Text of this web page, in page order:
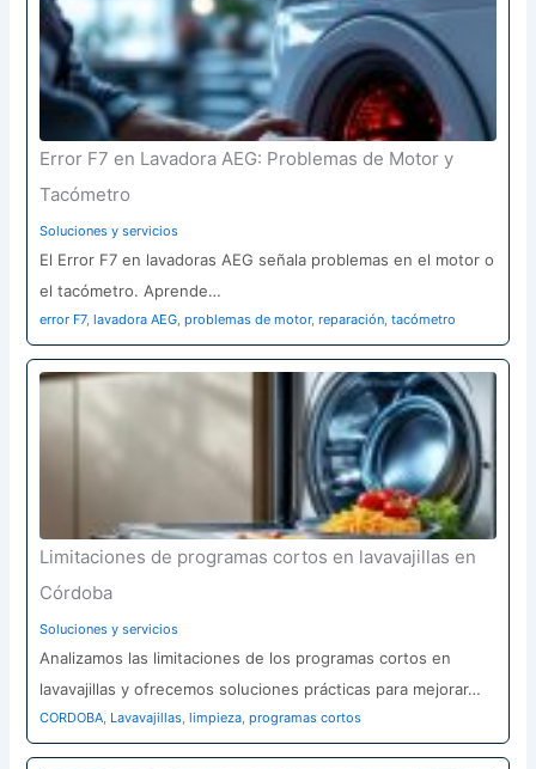
Error F7 en Lavadora AEG: Problemas de Motor y
Tacómetro
Soluciones y servicios
El Error F7 en lavadoras AEG señala problemas en el motor o
el tacómetro. Aprende…
error F7,lavadora AEG,problemas de motor,reparación,tacómetro
Limitaciones de programas cortos en lavavajillas en
Córdoba
Soluciones y servicios
Analizamos las limitaciones de los programas cortos en
lavavajillas y ofrecemos soluciones prácticas para mejorar…
CORDOBA, Lavavajillas,limpieza,programas cortos